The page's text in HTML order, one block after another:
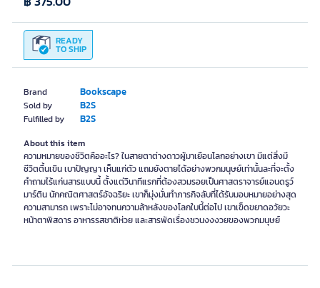
Brand Bookscape
Sold by B2S
Fulfilled by B2S
READY
TO SHIP
About this item
ความหมายของชีวิตคืออะไร? ในสายตาต่างดาวผู้มาเยือนโลกอย่างเขา มีแต่สิ่งมี
ชีวิตตื้นเขิน เบาปัญญา เห็นแก่ตัว แถมยังตายได้อย่างพวกมนุษย์เท่านั้นละที่จะตั้ง
คำถามไร้แก่นสารแบบนี้ ตั้งแต่วินาทีแรกที่ต้องสวมรอยเป็นศาสตราจารย์แอนดรูว์
มาร์ติน นักคณิตศาสตร์อัจฉริยะ เขาก็มุ่งมั่นทำภารกิจลับที่ได้รับมอบหมายอย่างสุด
ความสามารถ เพราะไม่อาจทนความล้าหลังของโลกใบนี้ต่อไป เขาเข็ดขยาดอวัยวะ
หน้าตาพิสดาร อาหารรสชาติห่วย และสารพัดเรื่องชวนงงงวยของพวกมนุษย์